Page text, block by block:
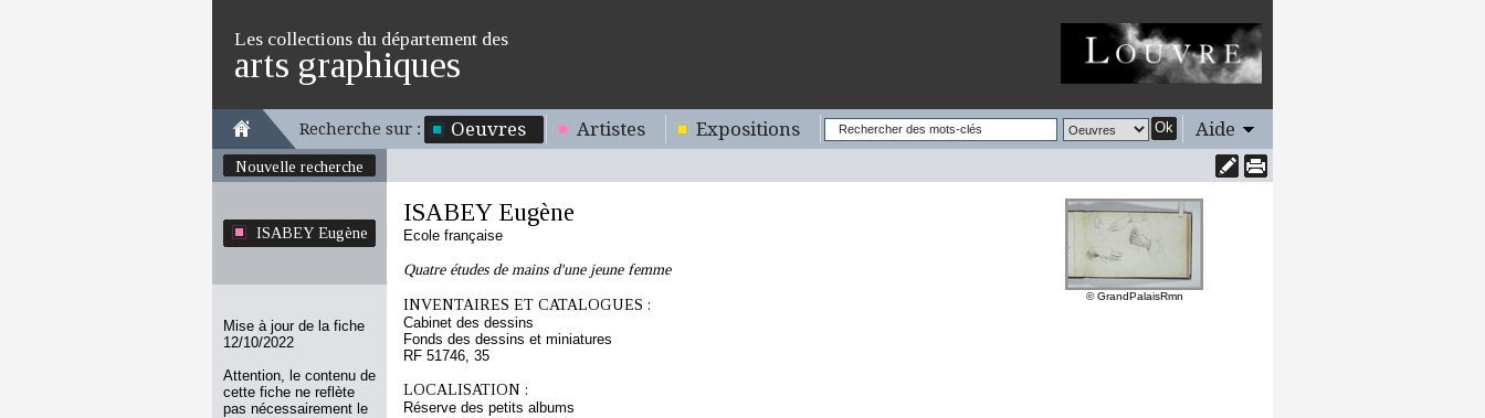
Les collections du département des
arts graphiques
Recherche sur : Oeuvres Artistes Expositions Ok Aide
Nouvelle recherche
ISABEY Eugène
Mise à jour de la fiche
12/10/2022
Attention, le contenu de
cette fiche ne reflète
pas nécessairement le
© GrandPalaisRmn
ISABEY Eugène
Ecole française
Quatre études de mains d'une jeune femme
INVENTAIRES ET CATALOGUES :
Cabinet des dessins
Fonds des dessins et miniatures
RF 51746, 35
LOCALISATION :
Réserve des petits albums